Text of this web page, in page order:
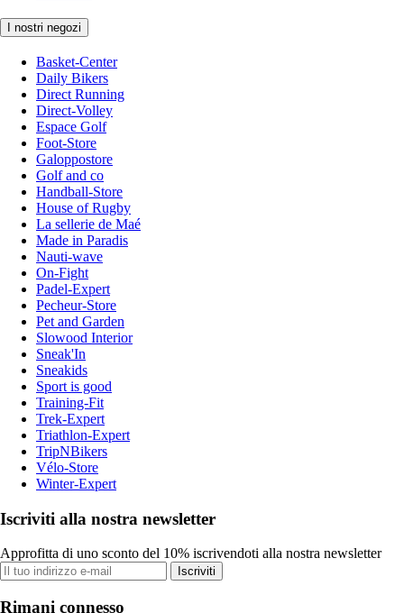
I nostri negozi
Basket-Center
Daily Bikers
Direct Running
Direct-Volley
Espace Golf
Foot-Store
Galoppostore
Golf and co
Handball-Store
House of Rugby
La sellerie de Maé
Made in Paradis
Nauti-wave
On-Fight
Padel-Expert
Pecheur-Store
Pet and Garden
Slowood Interior
Sneak'In
Sneakids
Sport is good
Training-Fit
Trek-Expert
Triathlon-Expert
TripNBikers
Vélo-Store
Winter-Expert
Iscriviti alla nostra newsletter
Approfitta di uno sconto del 10% iscrivendoti alla nostra newsletter
Iscriviti
Rimani connesso